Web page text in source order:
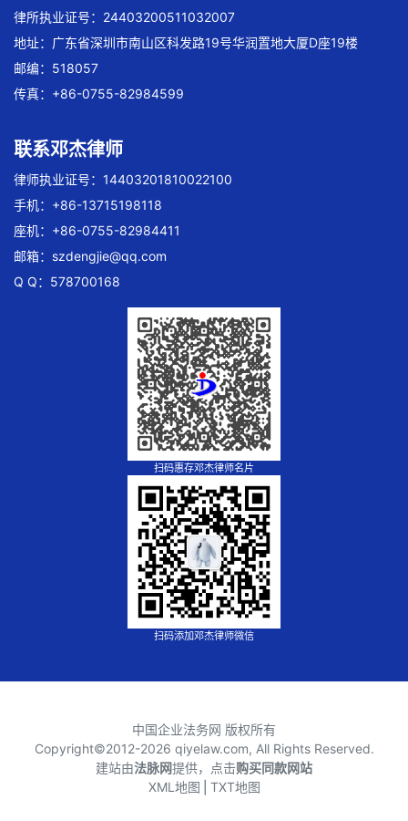
律所执业证号：24403200511032007
地址：广东省深圳市南山区科发路19号华润置地大厦D座19楼
邮编：518057
传真：+86-0755-82984599
联系邓杰律师
律师执业证号：14403201810022100
手机：+86-13715198118
座机：+86-0755-82984411
邮箱： szdengjie@qq.com
Q Q：578700168
扫码惠存邓杰律师名片
扫码添加邓杰律师微信
中国企业法务网 版权所有
Copyright©2012-2026 qiyelaw.com, All Rights Reserved.
建站由法脉网提供，点击购买同款网站
XML地图 TXT地图